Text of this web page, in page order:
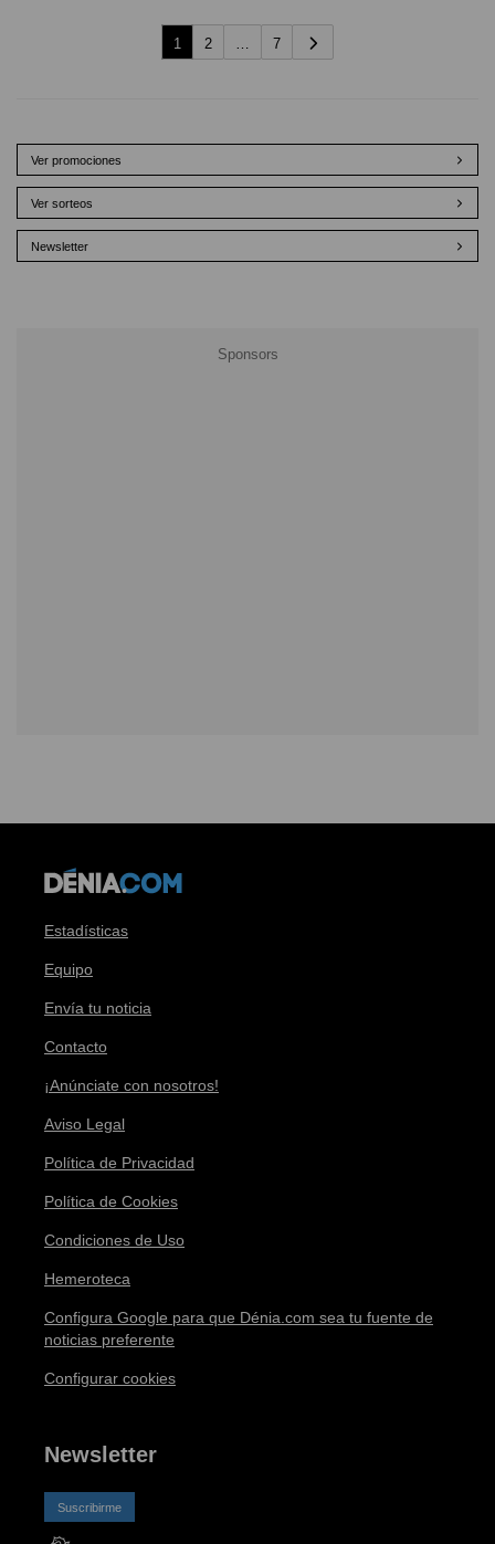
1 2 … 7
Ver promociones
Ver sorteos
Newsletter
Estadísticas
Equipo
Envía tu noticia
Contacto
¡Anúnciate con nosotros!
Aviso Legal
Política de Privacidad
Política de Cookies
Condiciones de Uso
Hemeroteca
Configura Google para que Dénia.com sea tu fuente de
noticias preferente
Configurar cookies
Newsletter
Suscribirme